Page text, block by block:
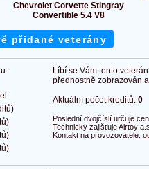
Chevrolet Corvette Stingray
Convertible 5.4 V8
přidané veterány
Líbí se Vám tento
přednostně zobrazován
Aktuální počet kreditů: 0
Poslední dvojčíslí určuje
Technicky zajišťuje Airtoy
Kontakt na provozovatele: